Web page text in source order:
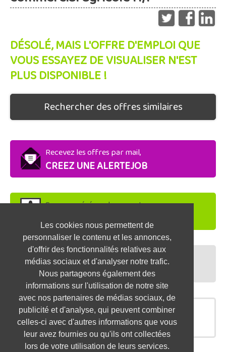
Les cookies nous permettent de
personnaliser le contenu et les annonces,
d'offrir des fonctionnalités relatives aux
médias sociaux et d'analyser notre trafic.
Nous partageons également des
informations sur l'utilisation de notre site
avec nos partenaires de médias sociaux, de
publicité et d'analyse, qui peuvent combiner
celles-ci avec d'autres informations que vous
leur avez fournies ou qu'ils ont collectées
lors de votre utilisation de leurs services.
DÉSOLÉ, MAIS L'OFFRE D'EMPLOI QUE
VOUS ESSAYEZ DE VISUALISER N'EST
PLUS DISPONIBLE !
Rechercher des offres similaires
Recevez les offres par mail,
CREEZ UNE ALERTEJOB
Soyez repéré par les recruteurs,
DEPOSEZ VOTRE CV
Préparez vos entretiens,
TESTEZ-VOUS
OFFRES SIMILAIRES